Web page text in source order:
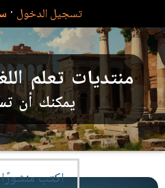
تسجيل الدخول ·
منتديات تعلم
يمكنك أن
اكتب